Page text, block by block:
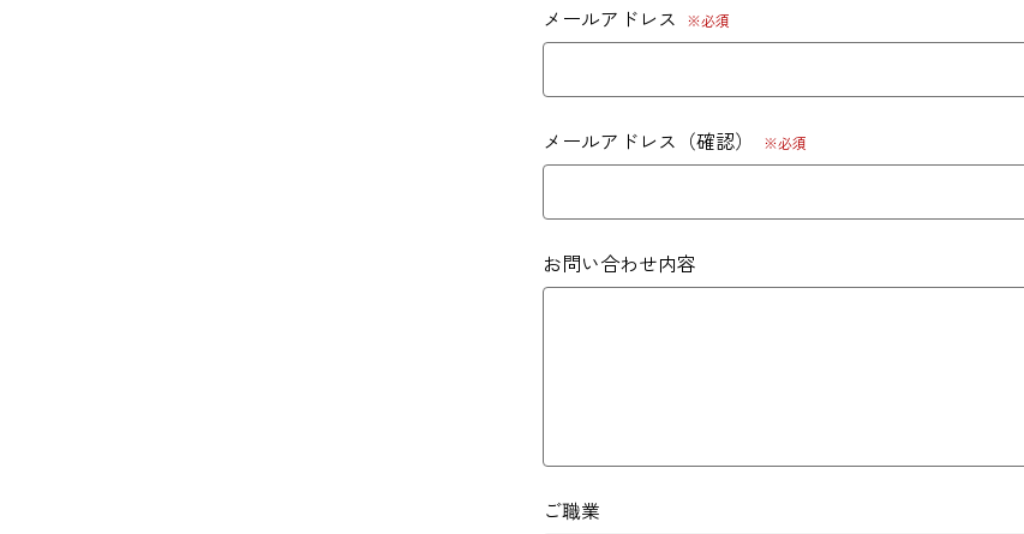
メールアドレス ※必須
メールアドレス（確認） ※必須
お問い合わせ内容
ご職業